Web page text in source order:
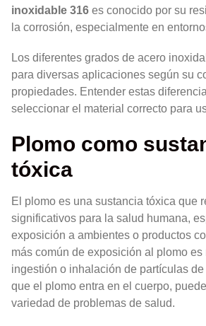
inoxidable 316 es conocido por su
la corrosión, especialmente en
Los diferentes grados de acero
para diversas aplicaciones según su
propiedades. Entender estas
seleccionar el material correcto para
Plomo como
tóxica
El plomo es una sustancia tóxica que
significativos para la salud humana,
exposición a ambientes o productos
más común de exposición al plomo es
ingestión o inhalación de partículas
que el plomo entra en el cuerpo,
variedad de problemas de salud.